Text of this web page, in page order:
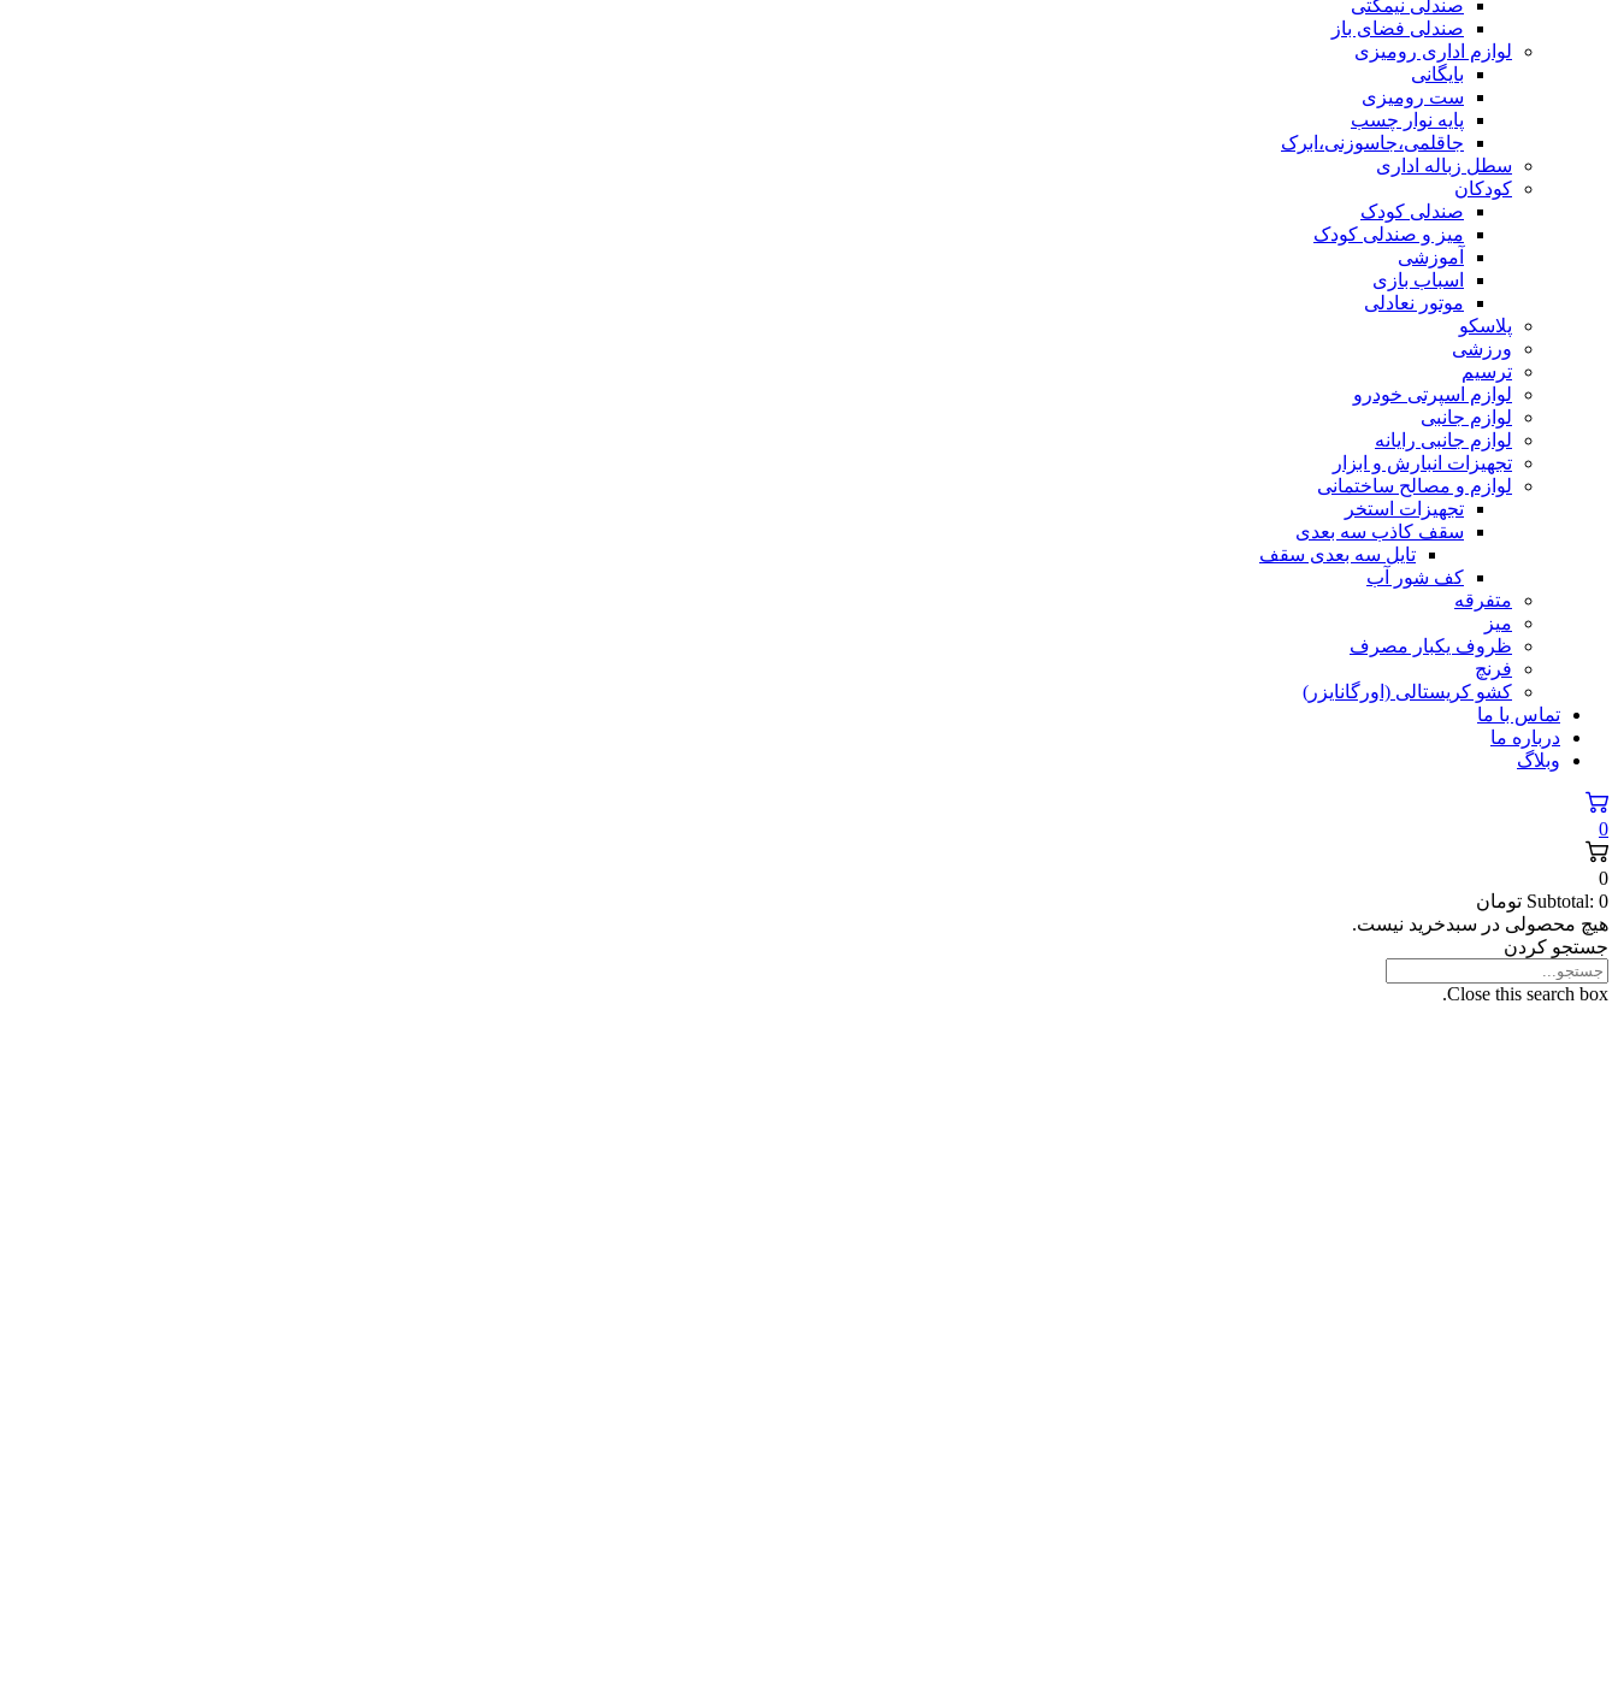
صندلی نیمکتی
صندلی فضای باز
لوازم اداری رومیزی
بایگانی
ست رومیزی
پایه نوار چسب
جاقلمی،جاسوزنی،ابرک
سطل زباله اداری
کودکان
صندلی کودک
میز و صندلی کودک
آموزشی
اسباب بازی
موتور نعادلی
پلاسکو
ورزشی
ترسیم
لوازم اسپرتی خودرو
لوازم جانبی
لوازم جانبی رایانه
تجهیزات انبارش و ابزار
لوازم و مصالح ساختمانی
تجهیزات استخر
سقف کاذب سه بعدی
تایل سه بعدی سقف
کف شور آب
متفرقه
میز
ظروف یکبار مصرف
فرنچ
کشو کریستالی (اورگانایزر)
تماس با ما
درباره ما
وبلاگ
0
0
Subtotal: 0
تومان
هیچ محصولی در سبدخرید نیست.
جستجو کردن
Close this search box.